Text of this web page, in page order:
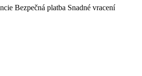
Bezpečná platba Snadné vracení